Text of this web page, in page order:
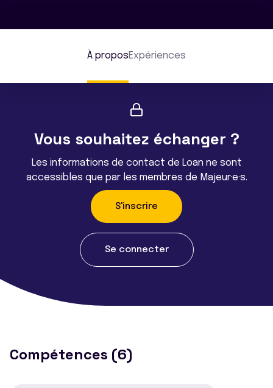
À proposExpériences
Vous souhaitez échanger ?
Les informations de contact de Loan ne sont
accessibles que par les membres de Majeur·e·s.
S'inscrire
Se connecter
Compétences (6)